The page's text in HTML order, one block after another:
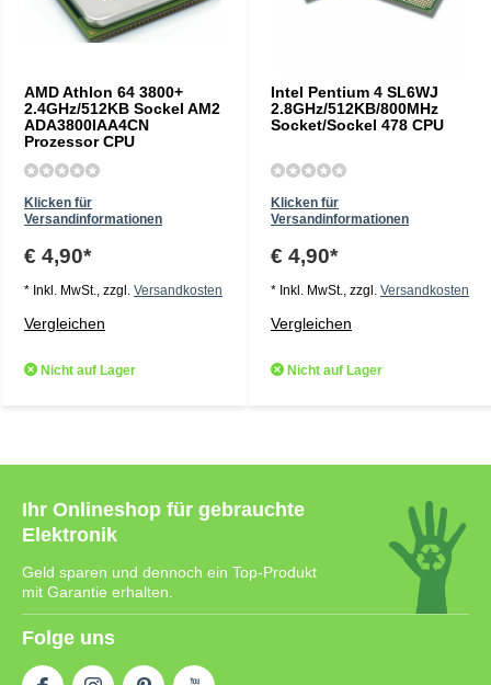
AMD Athlon 64 3800+
2.4GHz/512KB Sockel AM2
ADA3800IAA4CN
Prozessor CPU
Klicken für
Versandinformationen
€ 4,90*
* Inkl. MwSt., zzgl. Versandkosten
Vergleichen
Nicht auf Lager
Intel Pentium 4 SL6WJ
2.8GHz/512KB/800MHz
Socket/Sockel 478 CPU
Klicken für
Versandinformationen
€ 4,90*
* Inkl. MwSt., zzgl. Versandkosten
Vergleichen
Nicht auf Lager
Ihr Onlineshop für gebrauchte
Elektronik
Geld sparen und dennoch ein Top-Produkt
mit Garantie erhalten.
Folge uns